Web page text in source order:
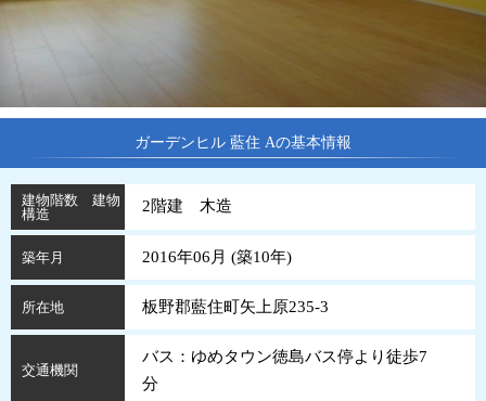
ガーデンヒル 藍住 Aの基本情報
建物階数 建物
構造
2階建 木造
築年月 2016年06月 (築10年)
所在地 板野郡藍住町矢上原235-3
交通機関
バス：ゆめタウン徳島バス停より徒歩7
分